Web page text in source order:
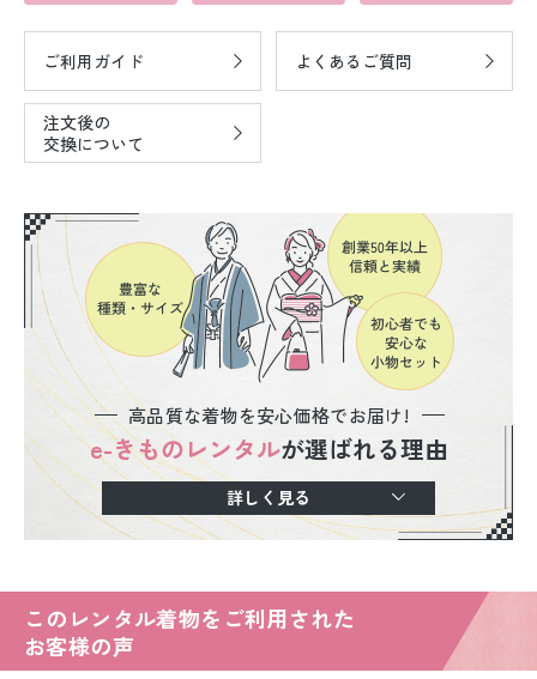
ご利用ガイド よくあるご質問
注文後の
交換について
高品質な着物を安心価格でお届け!
e-きものレンタルが選ばれる理由
詳しく見る
このレンタル着物をご利用された
お客様の声